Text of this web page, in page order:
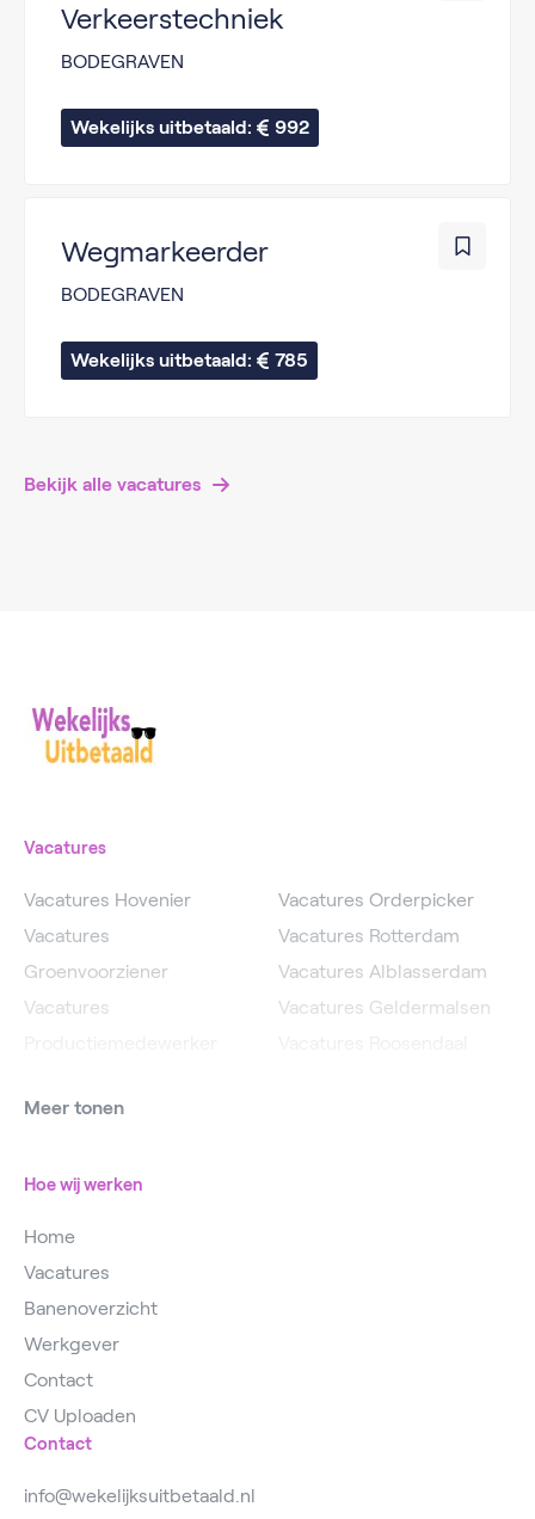
Verkeerstechniek
BODEGRAVEN
Wekelijks uitbetaald: 992
Wegmarkeerder
BODEGRAVEN
Wekelijks uitbetaald: 785
Bekijk alle vacatures
Vacatures
Vacatures Hovenier
Vacatures
Groenvoorziener
Vacatures
Vacatures
Vacatures Orderpicker
Vacatures Rotterdam
Vacatures Alblasserdam
Vacatures Geldermalsen
Meer tonen
Hoe wij werken
Home
Vacatures
Banenoverzicht
Werkgever
Contact
CV Uploaden
Contact
info@wekelijksuitbetaald.nl